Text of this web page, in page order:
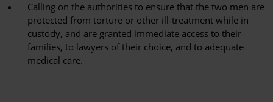
Calling on the authorities to ensure that the two men are
protected from torture or other ill-treatment while in
custody, and are granted immediate access to their
families, to lawyers of their choice, and to adequate
medical care.